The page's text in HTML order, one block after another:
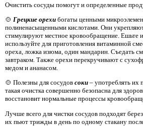
Очистить сосуды помогут и определенные
🍲 Грецкие орехи богаты ценными
полиненасыщенными кислотами. Они
стимулируют местное кровообращение. Ешьте
используйте для приготовления витаминной
ореха, ложка изюма, один мандарин. Съедать
завтраком. Также орехи перекручивают с
медом и ананасом.
🍲 Полезны для сосудов соки – употреблять их
такая очистка совершенно безопасна для
восстановит нормальные процессы
Лучше всего для чистки сосудов подходят
их пьют трижды в день по одному стакану